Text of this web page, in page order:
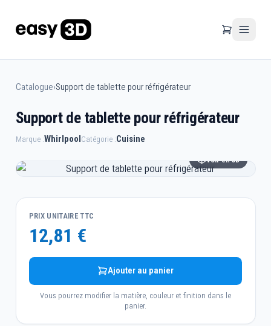
Catalogue›Support de tablette pour réfrigérateur
Support de tablette pour réfrigérateur
Marque :WhirlpoolCatégorie :Cuisine
Voir en 3D
PRIX UNITAIRE TTC
12,81 €
Ajouter au panier
Vous pourrez modifier la matière, couleur et finition dans le
panier.